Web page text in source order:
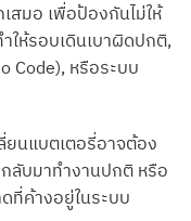
สมอ เพื่อป้องกันไม่ให้
ให้รอบเดินเบาผิดปกติ,
Code), หรือระบบ
ยนแบตเตอรี่อาจต้อง
กลับมาทำงานปกติ หรือ
ที่ค้างอยู่ในระบบ